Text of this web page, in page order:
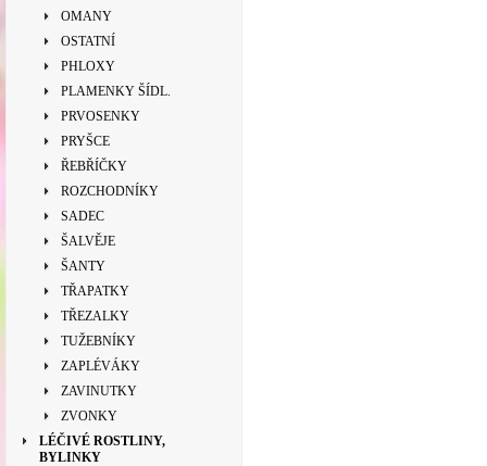
OMANY
OSTATNÍ
PHLOXY
PLAMENKY ŠÍDL.
PRVOSENKY
PRYŠCE
ŘEBŘÍČKY
ROZCHODNÍKY
SADEC
ŠALVĚJE
ŠANTY
TŘAPATKY
TŘEZALKY
TUŽEBNÍKY
ZAPLÉVÁKY
ZAVINUTKY
ZVONKY
LÉČIVÉ ROSTLINY,
BYLINKY